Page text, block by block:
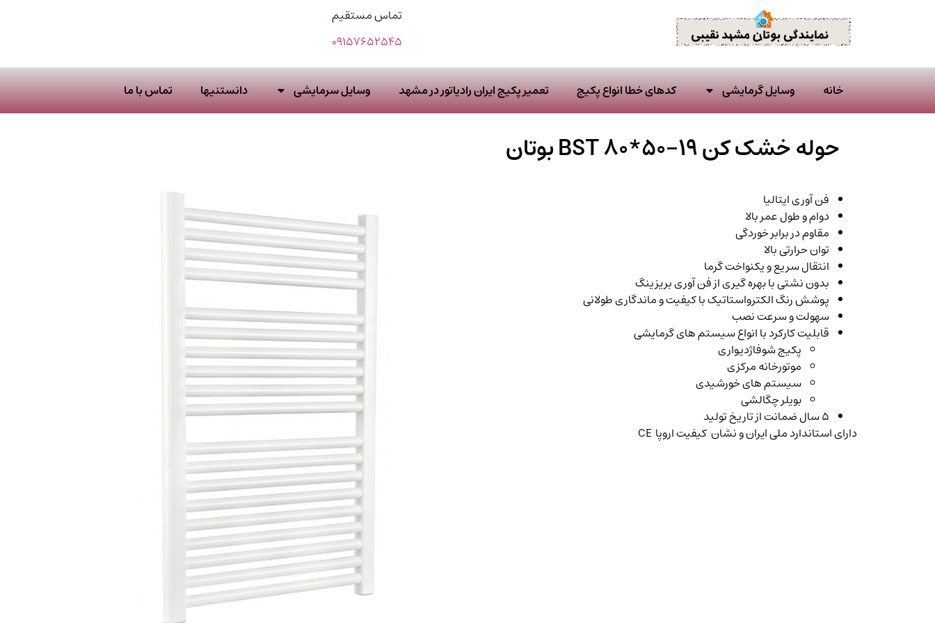
تماس مستقیم
09157652545
خانه وسایل گرمایشی کدهای خطا انواع پکیج تعمیر پکیج ایران رادیاتور در مشهد وسایل سرمایشی دانستنیها تماس با ما
حوله خشک کن BST 80*50-19 بوتان
فن آوری ایتالیا
دوام و طول عمر بالا
مقاوم در برابر خوردگی
توان حرارتی بالا
انتقال سریع و یکنواخت گرما
بدون نشتی با بهره گیری از فن آوری بریزینگ
پوشش رنگ الکترواستاتیک با کیفیت و ماندگاری طولانی
سهولت و سرعت نصب
قابلیت کارکرد با انواع سیستم های گرمایشی
پکیج شوفاژدیواری
موتورخانه مرکزی
سیستم های خورشیدی
بویلر چگالشی
۵ سال ضمانت از تاریخ تولید
دارای استاندارد ملی ایران و نشان کیفیت اروپا CE